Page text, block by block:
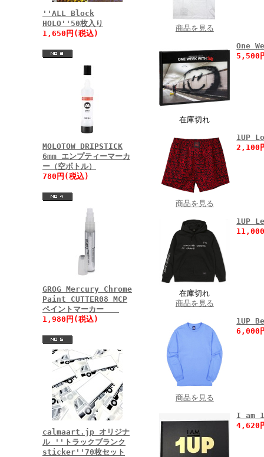
''ALL Block
HOLO''50枚入り
1,650円(税込)
MOLOTOW DRIPSTICK
6mm エンプティーマーカ
ー（空ボトル）
780円(税込)
GROG Mercury Chrome
Paint CUTTER08 MCP
ペイントマーカー
1,980円(税込)
calmaart.jp オリジナ
ル ''トラックブランク
sticker''70枚セット
商品を見る
在庫切れ
One
5,500
商品を見る
1UP
2,100
在庫切れ
商品を見る
1UP
商品を見る
1UP
6,000
I am
4,620